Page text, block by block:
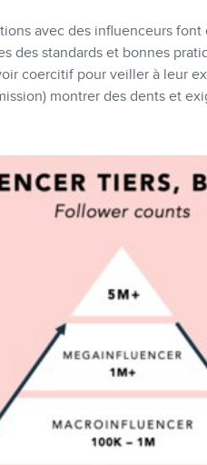
avec des influenceurs font
des standards et bonnes
coercitif pour veiller à leur
montrer des dents et